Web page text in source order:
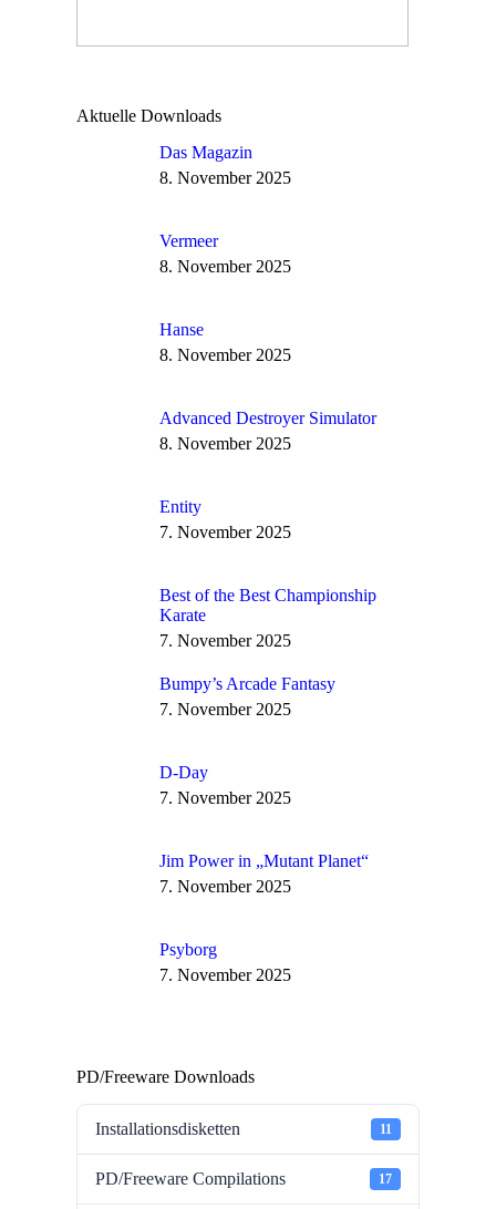
Aktuelle Downloads
Das Magazin
8. November 2025
Vermeer
8. November 2025
Hanse
8. November 2025
Advanced Destroyer Simulator
8. November 2025
Entity
7. November 2025
Best of the Best Championship
Karate
7. November 2025
Bumpy’s Arcade Fantasy
7. November 2025
D-Day
7. November 2025
Jim Power in „Mutant Planet“
7. November 2025
Psyborg
7. November 2025
PD/Freeware Downloads
Installationsdisketten 11
PD/Freeware Compilations 17